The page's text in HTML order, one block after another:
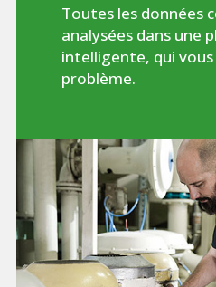
Toutes les données
analysées dans une
intelligente, qui
problème.